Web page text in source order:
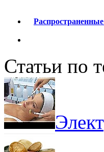
Статьи по